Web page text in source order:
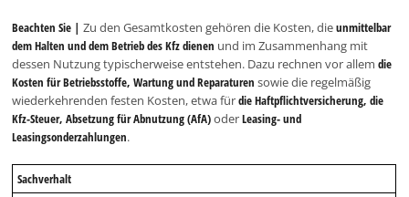
Beachten Sie |Zu den Gesamtkosten gehören die Kosten, dieunmittelbar
dem Halten und dem Betrieb des Kfz dienen und im Zusammenhang mit
dessen Nutzung typischerweise entstehen. Dazu rechnen vor allemdie
Kosten für Betriebsstoffe, Wartung und Reparaturen sowie die regelmäßig
wiederkehrenden festen Kosten, etwa fürdie Haftpflichtversicherung, die
Kfz-Steuer, Absetzung für Abnutzung (AfA)oderLeasing- und
Leasingsonderzahlungen.
Sachverhalt